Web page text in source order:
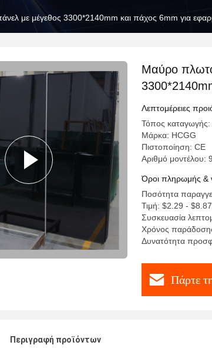
με μέγεθος 3300*2140mm και πάχος 6mm για
Μαύρο
υψηλής
Λεπτομέρειες
Τόπος
Μάρκα: HCGG
Πιστοποίηση: CE
Αριθμό μοντέλου:
Όροι πληρωμής &
Ποσότητα
Τιμή: $2.29 -
Συσκευασία
Χρόνος
Δυνατότητα
Πάρτε
Περιγραφή προϊόντων